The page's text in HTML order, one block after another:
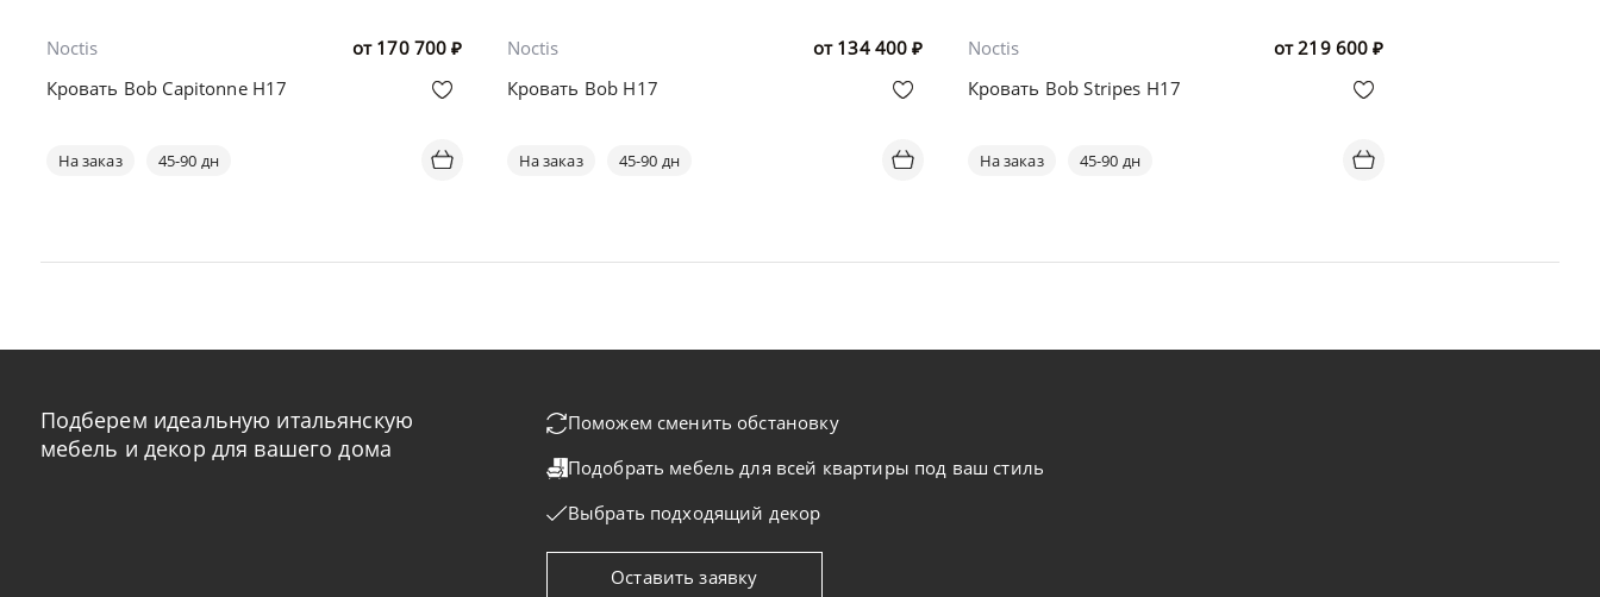
от 170 700 ₽
Noctis
Кровать Bob Capitonne H17
На заказ 45-90 дн
от 134 400 ₽
Noctis
Кровать Bob H17
На заказ 45-90 дн
от219 600 ₽
Noctis
Кровать Bob Stripes H17
На заказ 45-90 дн
Подберем идеальную итальянскую
мебель и декор для вашего дома
Поможем сменить обстановку
Подобрать мебель для всей квартиры под ваш стиль
Выбрать подходящий декор
Оставить заявку